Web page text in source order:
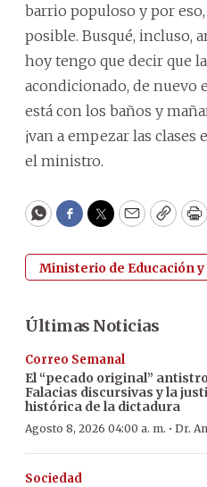
barrio populoso y por
posible. Busqué, incluso,
hoy tengo que decir que
acondicionado, de nuevo
está con los baños y
¡van a empezar las clases
el ministro.
WhatsApp
Facebook
Twitter
EmailCopy
Ministerio de Educación y
Últimas Noticias
Correo Semanal
El “pecado original”
Falacias discursivas y la
histórica de la dictadura
Agosto 8, 2026 04:00 a. m. · Dr.
Sociedad